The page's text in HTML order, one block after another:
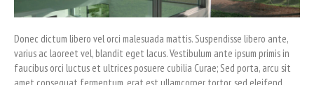
Donec dictum libero vel orci malesuada mattis. Suspendisse libero ante,
varius ac laoreet vel, blandit eget lacus. Vestibulum ante ipsum primis in
faucibus orci luctus et ultrices posuere cubilia Curae; Sed porta, arcu sit